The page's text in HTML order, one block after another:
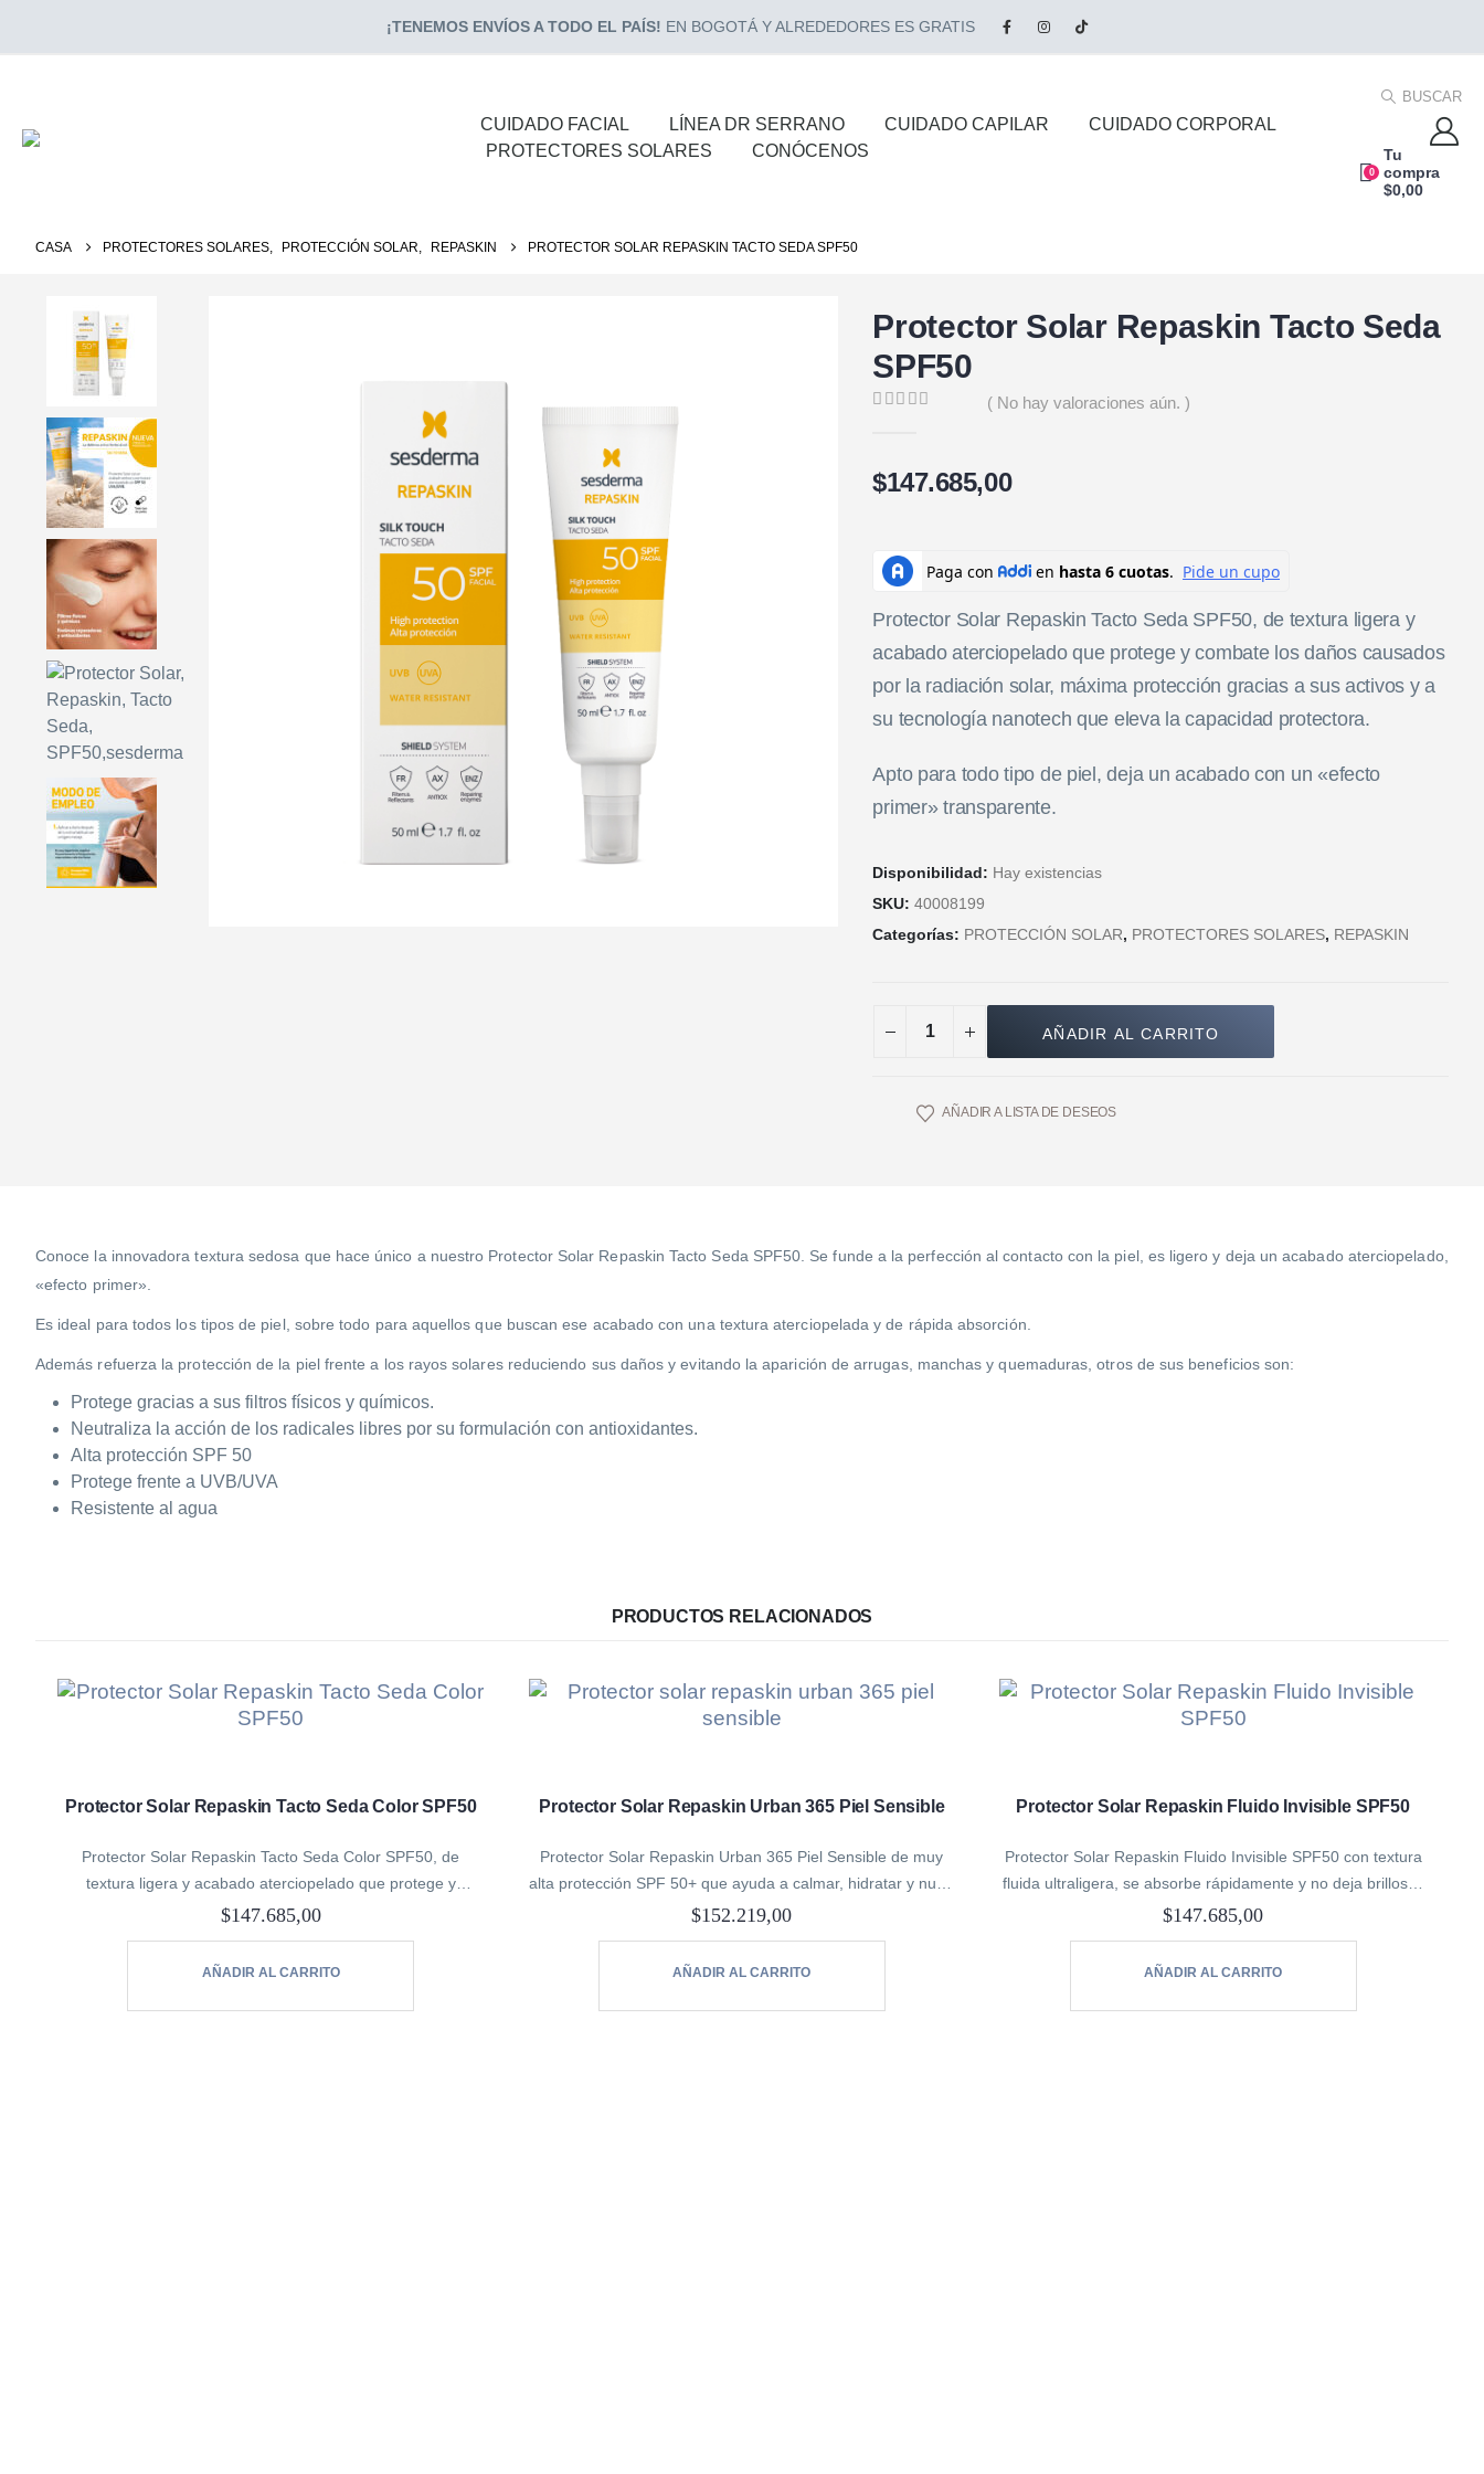
¡TENEMOS ENVÍOS A TODO EL PAÍS! EN BOGOTÁ Y ALREDEDORES ES GRATIS
CUIDADO FACIAL LÍNEA DR SERRANO CUIDADO CAPILAR
CUIDADO CORPORAL
PROTECTORES SOLARES
CONÓCENOS
BUSCAR
0
Tu
compra
$0,00
CASA PROTECTORES SOLARES, PROTECCIÓN SOLAR, REPASKIN PROTECTOR SOLAR REPASKIN TACTO SEDA SPF50
Protector Solar Repaskin Tacto Seda
SPF50
( No hay valoraciones aún. )
$147.685,00
Protector Solar Repaskin Tacto Seda SPF50, de textura ligera y
acabado aterciopelado que protege y combate los daños causados
por la radiación solar, máxima protección gracias a sus activos y a
su tecnología nanotech que eleva la capacidad protectora.
Apto para todo tipo de piel, deja un acabado con un «efecto
primer» transparente.
Disponibilidad: Hay existencias
SKU:40008199
Categorías: PROTECCIÓN SOLAR, PROTECTORES SOLARES, REPASKIN
AÑADIR AL CARRITO
AÑADIR A LISTA DE DESEOS
Conoce la innovadora textura sedosa que hace único a nuestro Protector Solar Repaskin Tacto Seda SPF50. Se funde a la perfección al contacto con la piel, es ligero y deja un acabado aterciopelado,
«efecto primer».
Es ideal para todos los tipos de piel, sobre todo para aquellos que buscan ese acabado con una textura aterciopelada y de rápida absorción.
Además refuerza la protección de la piel frente a los rayos solares reduciendo sus daños y evitando la aparición de arrugas, manchas y quemaduras, otros de sus beneficios son:
Protege gracias a sus filtros físicos y químicos.
Neutraliza la acción de los radicales libres por su formulación con antioxidantes.
Alta protección SPF 50
Protege frente a UVB/UVA
Resistente al agua
PRODUCTOS RELACIONADOS
Protector Solar Repaskin Tacto Seda Color SPF50
Protector Solar Repaskin Tacto Seda Color SPF50, de
textura ligera y acabado aterciopelado que protege y
combate los daños causados por la radiación solar, máxima
protección gracias a sus activos…
$147.685,00
AÑADIR AL CARRITO
Protector Solar Repaskin Urban 365 Piel Sensible
Protector Solar Repaskin Urban 365 Piel Sensible de muy
alta protección SPF 50+ que ayuda a calmar, hidratar y nutrir
las pieles sensibles y delicadas.
$152.219,00
AÑADIR AL CARRITO
Protector Solar Repaskin Fluido Invisible SPF50
Protector Solar Repaskin Fluido Invisible SPF50 con textura
fluida ultraligera, se absorbe rápidamente y no deja brillos ni
efecto blanquecino.
$147.685,00
AÑADIR AL CARRITO